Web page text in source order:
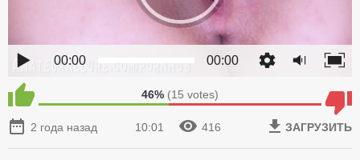
00:00 00:00
46% (15 votes)
2 года назад 10:01 416 ЗАГРУЗИТЬ